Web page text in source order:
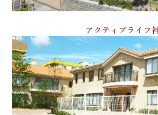
アクティブライフ